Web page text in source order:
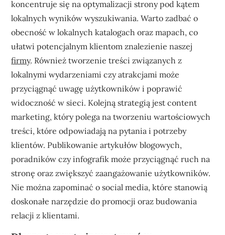
koncentruje się na optymalizacji strony pod kątem
lokalnych wyników wyszukiwania. Warto zadbać o
obecność w lokalnych katalogach oraz mapach, co
ułatwi potencjalnym klientom znalezienie naszej
firmy. Również tworzenie treści związanych z
lokalnymi wydarzeniami czy atrakcjami może
przyciągnąć uwagę użytkowników i poprawić
widoczność w sieci. Kolejną strategią jest content
marketing, który polega na tworzeniu wartościowych
treści, które odpowiadają na pytania i potrzeby
klientów. Publikowanie artykułów blogowych,
poradników czy infografik może przyciągnąć ruch na
stronę oraz zwiększyć zaangażowanie użytkowników.
Nie można zapominać o social media, które stanowią
doskonałe narzędzie do promocji oraz budowania
relacji z klientami.